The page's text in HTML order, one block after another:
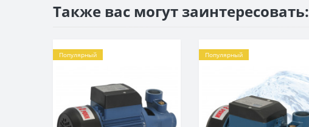
Также вас могут заинтересовать:
Популярный Популярный